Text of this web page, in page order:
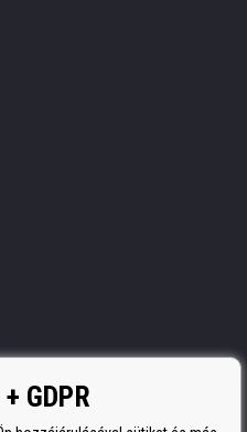
tanúsítvánnyal rendelkezik
GDPR